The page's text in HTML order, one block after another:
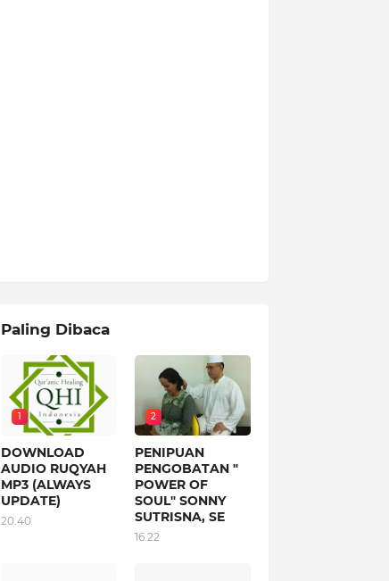
Paling Dibaca
1
DOWNLOAD
AUDIO RUQYAH
MP3 (ALWAYS
UPDATE)
20.40
2
PENIPUAN
PENGOBATAN "
POWER OF
SOUL" SONNY
SUTRISNA, SE
16.22